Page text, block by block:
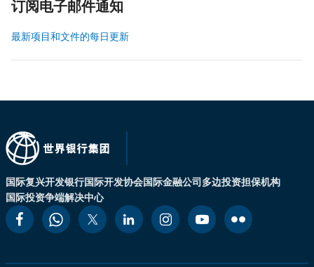
订阅电子邮件通知
最新项目和文件的每日更新
国际复兴开发银行国际开发协会国际金融公司多边投资担保机构
国际投资争端解决中心